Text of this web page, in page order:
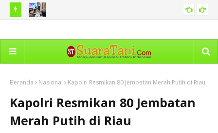
Perangkat Daerah
Beranda Nasional Kapolri Resmikan 80 Jembatan Merah Putih di Riau
Kapolri Resmikan 80 Jembatan
Merah Putih di Riau